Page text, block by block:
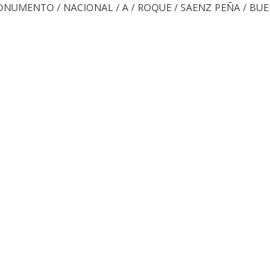
/ NACIONAL / A / ROQUE / SAENZ PEÑA /